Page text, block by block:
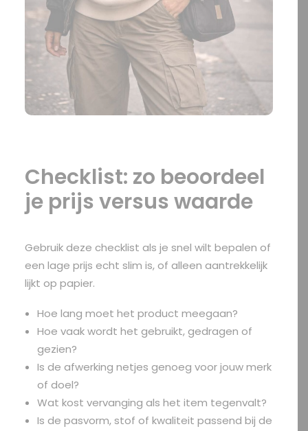
Checklist: zo beoordeel
je prijs versus waarde
Gebruik deze checklist als je snel wilt bepalen of
een lage prijs echt slim is, of alleen aantrekkelijk
lijkt op papier.
Hoe lang moet het product meegaan?
Hoe vaak wordt het gebruikt, gedragen of
gezien?
Is de afwerking netjes genoeg voor jouw merk
of doel?
Wat kost vervanging als het item tegenvalt?
Is de pasvorm, stof of kwaliteit passend bij de